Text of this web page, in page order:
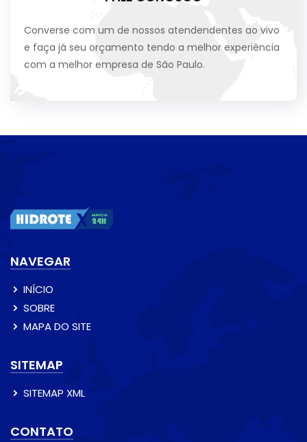
Converse com um de nossos atendendentes ao vivo
e faça já seu orçamento tendo a melhor experiência
com a melhor empresa de São Paulo.
NAVEGAR
INÍCIO
SOBRE
MAPA DO SITE
SITEMAP
SITEMAP XML
CONTATO